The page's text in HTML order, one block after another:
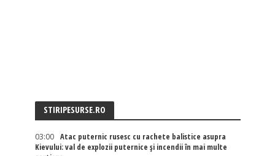
STIRIPESURSE.RO
03:00
Atac puternic rusesc cu rachete balistice asupra
Kievului: val de explozii puternice și incendii în mai multe